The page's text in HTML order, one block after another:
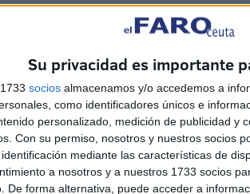
Su privacidad es importante
socios almacenamos y/o accedemos a
como identificadores únicos e
personalizado, medición de publicidad y
Con su permiso, nosotros y nuestros socios
mediante las características de
a nosotros y a nuestros 1733 socios
De forma alternativa, puede acceder a
cifra de jóvenes que participan en
. De 760 durante el 2021,
vez a la modalidad online con una
con cursos presenciales que han
normalidadtras la pandemia , han